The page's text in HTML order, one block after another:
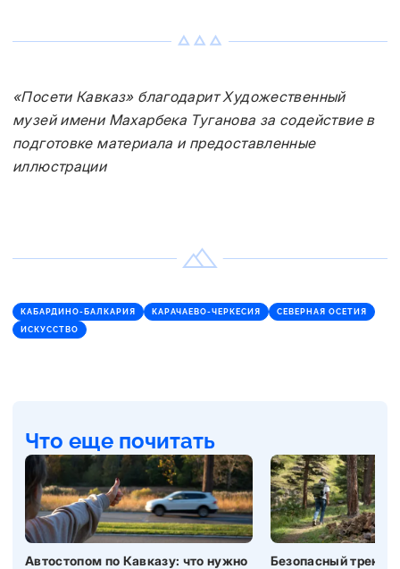
«Посети Кавказ» благодарит Художественный
музей имени Махарбека Туганова за содействие в
подготовке материала и предоставленные
иллюстрации
КАБАРДИНО-БАЛКАРИЯ КАРАЧАЕВО-ЧЕРКЕСИЯ
СЕВЕРНАЯ ОСЕТИЯ
ИСКУССТВО
Что еще почитать
Автостопом по Кавказу: что нужно
Безопасный